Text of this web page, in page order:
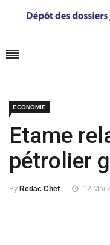
ECONOMIE
Etame
pétrolier
By Redac Chef 12 Mai